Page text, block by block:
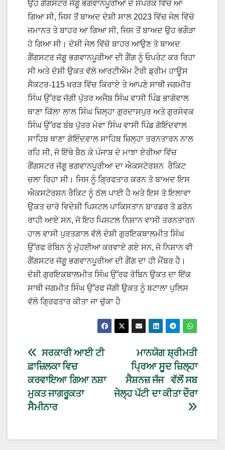
ਉਹ ਗੈਂਗਸਟਰ ਜੱਗੂ ਭਗਵਾਨਪੂਰੀਆ ਦੇ ਸੰਪਰਕ ਵਿੱਚ ਆ
ਗਿਆ ਸੀ, ਜਿਸ ਤੋਂ ਬਾਅਦ ਦੋਸ਼ੀ ਸਾਲ 2023 ਵਿੱਚ ਜੇਲ ਵਿੱਚੋ
ਜਮਾਨਤ ਤੇ ਬਾਹਰ ਆ ਗਿਆ ਸੀ, ਜਿਸ ਤੋਂ ਬਾਅਦ ਉਹ ਭਗੌੜਾ
ਹੋ ਗਿਆ ਸੀ। ਦੋਸ਼ੀ ਜੇਲ ਵਿੱਚੋ ਬਾਹਰ ਆਉਣ ਤੋ ਬਾਅਦ
ਗੈਂਗਸਟਰ ਜੱਗੂ ਭਗਵਾਨਪੂਰੀਆ ਦੀ ਗੈਂਗ ਨੂੰ ਓਪਰੇਟ ਕਰ ਰਿਹਾ
ਸੀ ਅਤੇ ਦੋਸ਼ੀ ਉਕਤ ਵੱਲੋ ਆਰਟੀਐਮ ਟੈਰੀ ਡ੍ਰੀਮ ਹਾਊਸ
ਸੈਕਟਰ-115 ਖਰੜ ਵਿੱਚ ਕਿਰਾਏ ਤੇ ਆਪਣੇ ਸਾਥੀ ਜਗਮੀਤ
ਸਿੰਘ ਉੱਰਫ ਜੱਗੀ ਪੁੱਤਰ ਅਜੈਬ ਸਿੰਘ ਵਾਸੀ ਪਿੰਡ ਭਾਗੋਵਾਲ
ਥਾਣਾ ਕਿੱਲਾ ਲਾਲ ਸਿੰਘ ਜ਼ਿਲ੍ਹਾ ਗੁਰਦਾਸਪੁਰ ਅਤੇ ਗੁਰਸੇਵਕ
ਸਿੰਘ ਉੱਰਫ ਬੰਬ ਪੁੱਤਰ ਮੇਵਾ ਸਿੰਘ ਵਾਸੀ ਪਿੰਡ ਗੋਇੰਦਵਾਲ
ਸਾਹਿਬ ਥਾਣਾ ਗੋਇੰਦਵਾਲ ਸਾਹਿਬ ਜ਼ਿਲ੍ਹਾ ਤਰਨਤਾਰਨ ਨਾਲ
ਰਹਿ ਸੀ, ਜੋ ਇੱਥੇ ਬੈਠ ਕੇ ਪੰਜਾਬ ਦੇ ਮਾਝਾ ਏਰੀਆ ਵਿੱਚ
ਗੈਂਗਸਟਰ ਜੱਗੂ ਭਗਵਾਨਪੂਰੀਆ ਦਾ ਐਕਸਟੋਰਸ਼ਨ ਰੈਕਿਟ
ਚਲਾ ਰਿਹਾ ਸੀ। ਜਿਸ ਨੂੰ ਗ੍ਰਿਫਤਾਰ ਕਰਨ ਤੋ ਬਾਅਦ ਇਸ
ਐਕਸਟੋਰਸ਼ਨ ਰੈਕਿਟ ਨੂੰ ਠੱਲ ਪਾਈ ਹੈ ਅਤੇ ਇਸ ਤੋ ਇਲਾਵਾ
ਉਕਤ ਚਾਰੋ ਵਿਦੇਸ਼ੀ ਪਿਸਟਲ ਪਾਕਿਸਤਾਨ ਬਾਰਡਰ ਤੋ ਡਰੋਨ
ਰਾਹੀ ਆਏ ਸਨ, ਜੋ ਇਹ ਪਿਸਟਲ ਨਿਸ਼ਾਨ ਵਾਸੀ ਤਰਨਤਾਰਨ
ਹਾਲ ਵਾਸੀ ਪੁਰਤਗਾਲ ਵੱਲੋ ਦੋਸ਼ੀ ਗੁਰਇਕਬਾਲਮੀਤ ਸਿੰਘ
ਉੱਰਫ ਰੋਬਿਨ ਨੂੰ ਮੁੱਹਈਆ ਕਰਵਾਏ ਗਏ ਸਨ, ਜੋ ਨਿਸ਼ਾਨ ਵੀ
ਗੈਂਗਸਟਰ ਜੱਗੂ ਭਗਵਾਨਪੂਰੀਆ ਦੀ ਗੈਂਗ ਦਾ ਹੀ ਮੈਂਬਰ ਹੈ।
ਦੋਸ਼ੀ ਗੁਰਇਕਬਾਲਮੀਤ ਸਿੰਘ ਉੱਰਫ ਰੋਬਿਨ ਉਕਤ ਦਾ ਇੱਕ
ਸਾਥੀ ਜਗਮੀਤ ਸਿੰਘ ਉੱਰਫ ਜੱਗੀ ਉਕਤ ਨੂੰ ਬਟਾਲਾ ਪੁਲਿਸ
ਵੱਲੋ ਗ੍ਰਿਫਤਾਰ ਕੀਤਾ ਜਾ ਚੁੱਕਾ ਹੈ
ਮਾਨਯੋਗ ਸ਼੍ਰੀਮਤੀ
ਪ੍ਰਿਆ ਸੂਦ ਜ਼ਿਲ੍ਹਾ
ਸੈਸ਼ਨਜ਼ ਜੱਜ ਵੱਲੋਂ ਸਬ
ਜੇਲ੍ਹ ਪੱਟੀ ਦਾ ਕੀਤਾ ਦੌਰਾ
ਸਰਕਾਰੀ ਆਈ ਟੀ
ਫ਼ਾਜ਼ਿਲਕਾ ਵਿਚ
ਕਰਵਾਇਆ ਗਿਆ ਨਸ਼ਾ
ਮੁਕਤ ਜਾਗਰੂਕਤਾ
ਸੈਮੀਨਾਰ